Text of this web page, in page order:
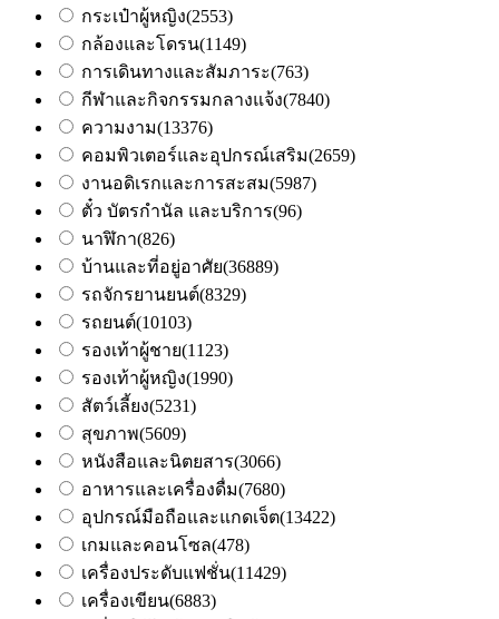
กระเป๋าผู้หญิง(2553)
กล้องและโดรน(1149)
การเดินทางและสัมภาระ(763)
กีฬาและกิจกรรมกลางแจ้ง(7840)
ความงาม(13376)
คอมพิวเตอร์และอุปกรณ์เสริม(2659)
งานอดิเรกและการสะสม(5987)
ตั๋ว บัตรกำนัล และบริการ(96)
นาฬิกา(826)
บ้านและที่อยู่อาศัย(36889)
รถจักรยานยนต์(8329)
รถยนต์(10103)
รองเท้าผู้ชาย(1123)
รองเท้าผู้หญิง(1990)
สัตว์เลี้ยง(5231)
สุขภาพ(5609)
หนังสือและนิตยสาร(3066)
อาหารและเครื่องดื่ม(7680)
อุปกรณ์มือถือและแกดเจ็ต(13422)
เกมและคอนโซล(478)
เครื่องประดับแฟชั่น(11429)
เครื่องเขียน(6883)